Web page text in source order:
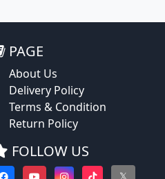
PAGE
About Us
Delivery Policy
Terms & Condition
Return Policy
FOLLOW US
𝕏